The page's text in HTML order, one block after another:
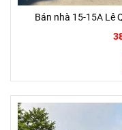
Bán nhà 15-15A Lê